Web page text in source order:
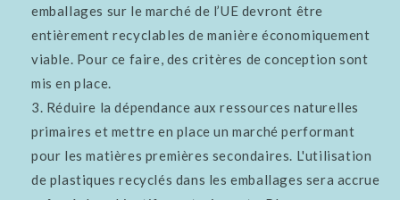
emballages sur le marché de l’UE devront être
entièrement recyclables de manière économiquement
viable. Pour ce faire, des critères de conception sont
mis en place.
Réduire la dépendance aux ressources naturelles
primaires et mettre en place un marché performant
pour les matières premières secondaires. L'utilisation
de plastiques recyclés dans les emballages sera accrue